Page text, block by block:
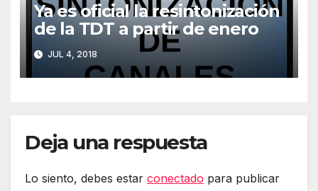
Ya es oficial la resintonización
de la TDT a partir de enero
JUL 4, 2018
Deja una respuesta
Lo siento, debes estar conectado para publicar